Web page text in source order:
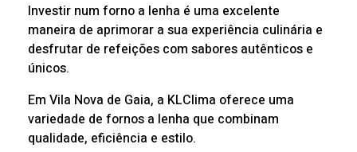
Investir num forno a lenha é uma excelente
maneira de aprimorar a sua experiência culinária e
desfrutar de refeições com sabores autênticos e
únicos.
Em Vila Nova de Gaia, a KLClima oferece uma
variedade de fornos a lenha que combinam
qualidade, eficiência e estilo.